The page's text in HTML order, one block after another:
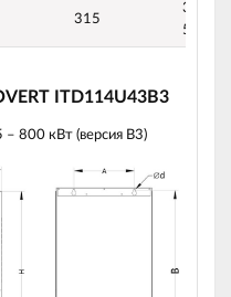
315
304-
50/60
ITD114U43B3
800 кВт (версия B3)